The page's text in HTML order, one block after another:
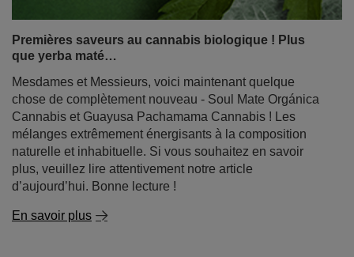
Premières saveurs au cannabis biologique ! Plus
que yerba maté…
Mesdames et Messieurs, voici maintenant quelque
chose de complètement nouveau - Soul Mate Orgánica
Cannabis et Guayusa Pachamama Cannabis ! Les
mélanges extrêmement énergisants à la composition
naturelle et inhabituelle. Si vous souhaitez en savoir
plus, veuillez lire attentivement notre article
d’aujourd’hui. Bonne lecture !
En savoir plus